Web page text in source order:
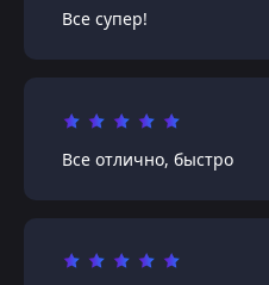
Все супер!
Все отлично, быстро